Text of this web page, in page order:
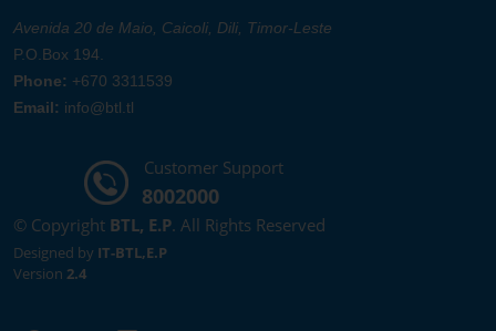
Avenida 20 de Maio, Caicoli, Dili, Timor-Leste
P.O.Box 194.
Phone: +670 3311539
Email: info@btl.tl
Customer Support
8002000
© Copyright BTL, E.P. All Rights Reserved
Designed by IT-BTL,E.P
Version 2.4